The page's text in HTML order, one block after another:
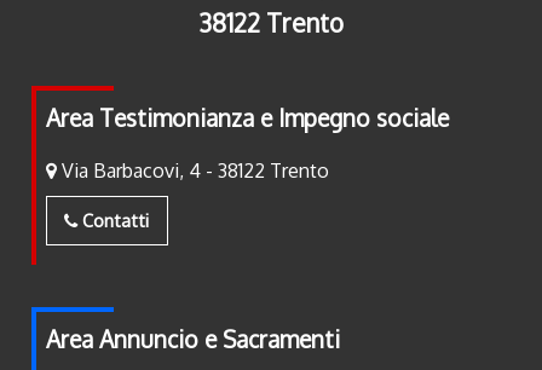
38122 Trento
Area Testimonianza e Impegno sociale
Via Barbacovi, 4 - 38122 Trento
Contatti
Area Annuncio e Sacramenti